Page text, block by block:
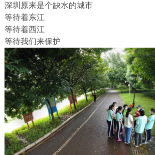
深圳原来是个缺水的城市
等待着东江
等待着西江
等待我们来保护